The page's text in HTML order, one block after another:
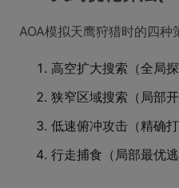
AOA模拟天鹰狩猎时的四种
高空扩大搜索（全局探
狭窄区域搜索（局部开
低速俯冲攻击（精确打
行走捕食（局部最优逃